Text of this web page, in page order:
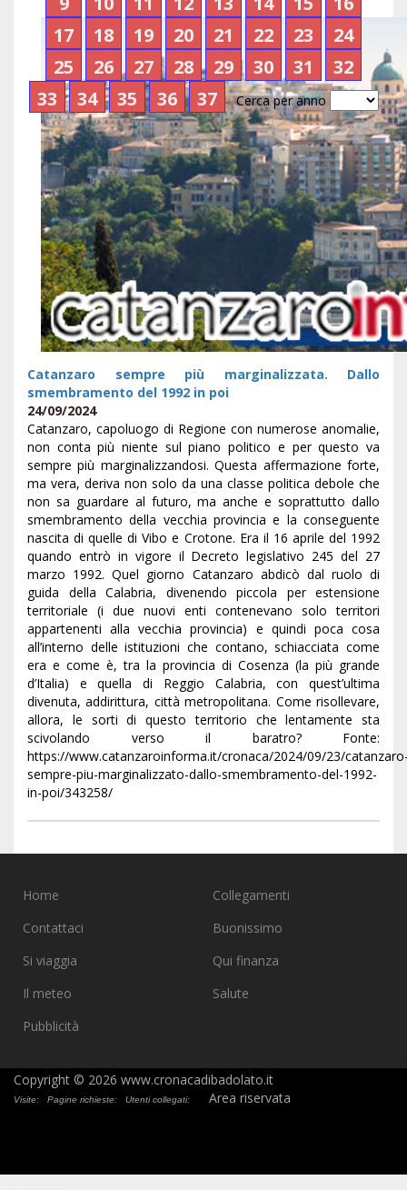
17
18 19 20 21 22 23
24
25
26 27 28 29 30 31
32
33
34 35 36 37 Cerca per anno
Catanzaro sempre più marginalizzata. Dallo
smembramento del 1992 in poi
24/09/2024
Catanzaro, capoluogo di Regione con numerose anomalie,
non conta più niente sul piano politico e per questo va
sempre più marginalizzandosi. Questa affermazione forte,
ma vera, deriva non solo da una classe politica debole che
non sa guardare al futuro, ma anche e soprattutto dallo
smembramento della vecchia provincia e la conseguente
nascita di quelle di Vibo e Crotone. Era il 16 aprile del 1992
quando entrò in vigore il Decreto legislativo 245 del 27
marzo 1992. Quel giorno Catanzaro abdicò dal ruolo di
guida della Calabria, divenendo piccola per estensione
territoriale (i due nuovi enti contenevano solo territori
appartenenti alla vecchia provincia) e quindi poca cosa
all’interno delle istituzioni che contano, schiacciata come
era e come è, tra la provincia di Cosenza (la più grande
d’Italia) e quella di Reggio Calabria, con quest’ultima
divenuta, addirittura, città metropolitana. Come risollevare,
allora, le sorti di questo territorio che lentamente sta
scivolando verso il baratro? Fonte:
https://www.catanzaroinforma.it/cronaca/2024/09/23/
sempre-piu-marginalizzato-dallo-smembramento-del-1992-
in-poi/343258/
Home
Collegamenti
Contattaci
Buonissimo
Si viaggia
Qui finanza
Il meteo
Salute
Pubblicità
Copyright © 2026 www.cronacadibadolato.it
Visite: Pagine richieste: Utenti collegati: Area riservata